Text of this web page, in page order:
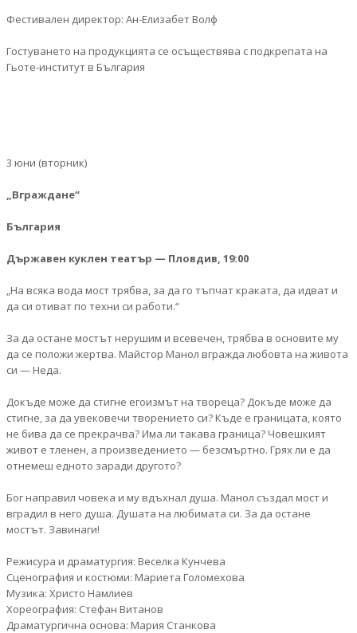
Фестивален директор: Ан-Елизабет Волф
Гостуването на продукцията се осъществява с подкрепата на
Гьоте-институт в България
3 юни (вторник)
„Вграждане“
България
Държавен куклен театър — Пловдив, 19:00
„На всяка вода мост трябва, за да го тъпчат краката, да идват и
да си отиват по техни си работи.“
За да остане мостът нерушим и всевечен, трябва в основите му
да се положи жертва. Майстор Манол вгражда любовта на живота
си — Неда.
Докъде може да стигне егоизмът на твореца? Докъде може да
стигне, за да увековечи творението си? Къде е границата, която
не бива да се прекрачва? Има ли такава граница? Човешкият
живот е тленен, а произведението — безсмъртно. Грях ли е да
отнемеш едното заради другото?
Бог направил човека и му вдъхнал душа. Манол създал мост и
вградил в него душа. Душата на любимата си. За да остане
мостът. Завинаги!
Режисура и драматургия: Веселка Кунчева
Сценография и костюми: Мариета Голомехова
Музика: Христо Намлиев
Хореография: Стефан Витанов
Драматургична основа: Мария Станкова